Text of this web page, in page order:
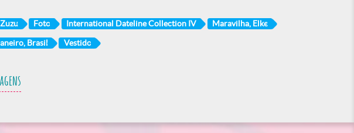
Foto International Dateline Collection IV Maravilha, Elke
Brasil Vestido